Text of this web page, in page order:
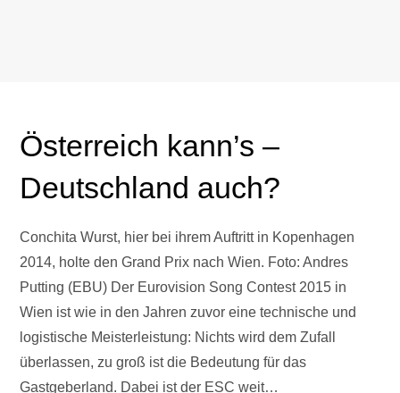
Österreich kann’s –
Deutschland auch?
Conchita Wurst, hier bei ihrem Auftritt in Kopenhagen
2014, holte den Grand Prix nach Wien. Foto: Andres
Putting (EBU) Der Eurovision Song Contest 2015 in
Wien ist wie in den Jahren zuvor eine technische und
logistische Meisterleistung: Nichts wird dem Zufall
überlassen, zu groß ist die Bedeutung für das
Gastgeberland. Dabei ist der ESC weit…